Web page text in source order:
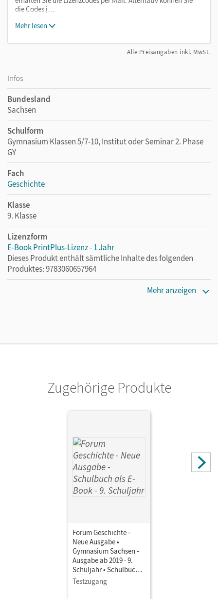
die Codes j…
Mehr lesen
Alle Preisangaben inkl. MwSt.
Infos
Bundesland
Sachsen
Schulform
Gymnasium Klassen 5/7-10, Institut oder Seminar 2. Phase
GY
Fach
Geschichte
Klasse
9. Klasse
Lizenzform
E-Book PrintPlus-Lizenz - 1 Jahr
Dieses Produkt enthält sämtliche Inhalte des folgenden
Produktes: 9783060657964
ein Jahr lang ergänzend zum Print-Titel nutzen möchten.
Cornelsen Verlag
Mehr anzeigen
Zugehörige Produkte
Forum Geschichte -
Neue Ausgabe •
Gymnasium Sachsen -
Ausgabe ab 2019 · 9.
Schuljahr • Schulbuch
als E-Book Mit Medien
Testzugang